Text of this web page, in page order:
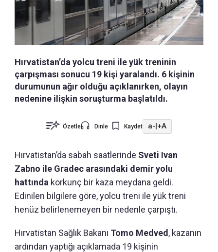
Hırvatistan’da yolcu treni ile yük treninin
çarpışması sonucu 19 kişi yaralandı. 6 kişinin
durumunun ağır olduğu açıklanırken, olayın
nedenine ilişkin soruşturma başlatıldı.
Özetle Dinle Kaydet a-|+A
Hırvatistan’da sabah saatlerinde Sveti Ivan
Zabno ile Gradec arasındaki demir yolu
hattında korkunç bir kaza meydana geldi.
Edinilen bilgilere göre, yolcu treni ile yük treni
henüz belirlenemeyen bir nedenle çarpıştı.
Hırvatistan Sağlık Bakanı Tomo Medved, kazanın
ardından yaptığı açıklamada 19 kişinin